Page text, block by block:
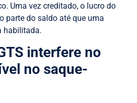
Uma vez creditado, o lucro do
parte do saldo até que uma
habilitada.
interfere no
no saque-